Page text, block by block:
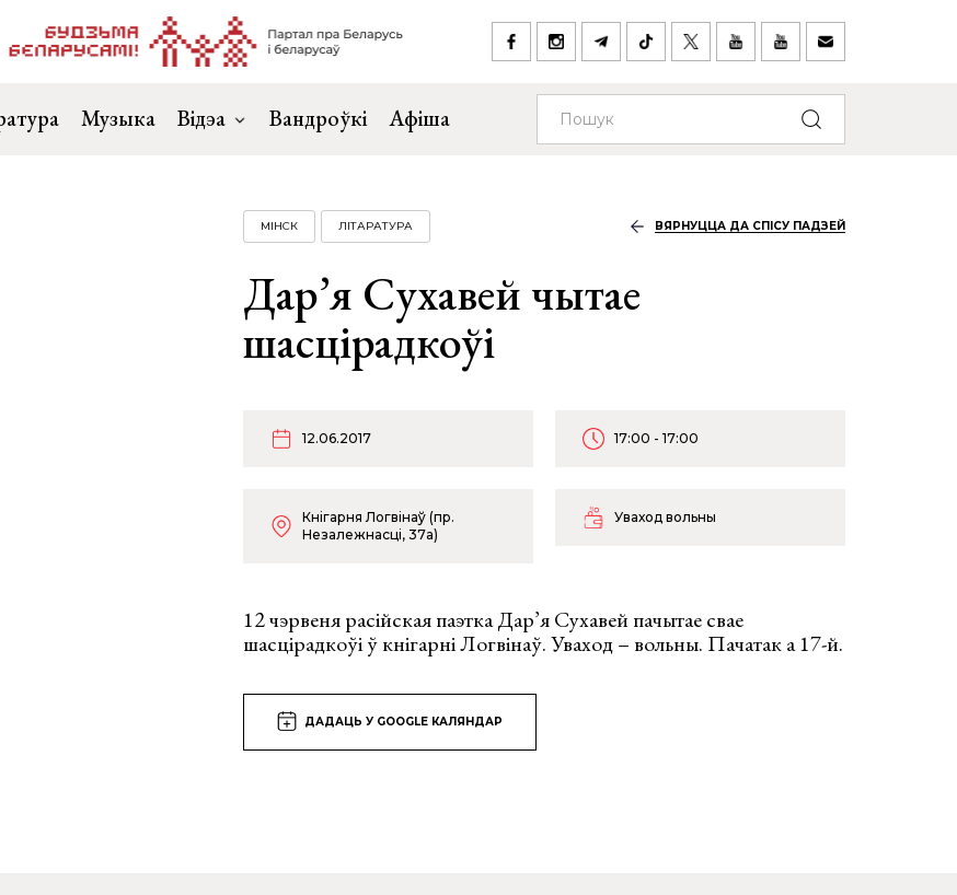
Музыка Відэа Вандроўкі Афіша
МІНСК ЛІТАРАТУРА ВЯРНУЦЦА ДА СПІСУ ПАДЗЕЙ
Дар’я Сухавей чытае
шасцірадкоўі
12.06.2017 17:00 - 17:00
Кнігарня Логвінаў (пр.
Незалежнасці, 37а)
Уваход вольны
12 чэрвеня расійская паэтка Дар’я Сухавей пачытае свае
шасцірадкоўі ў кнігарні Логвінаў. Уваход – вольны. Пачатак а 17-й.
ДАДАЦЬ У GOOGLE КАЛЯНДАР